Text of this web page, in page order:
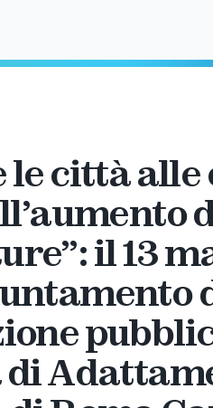
le città alle
il 13